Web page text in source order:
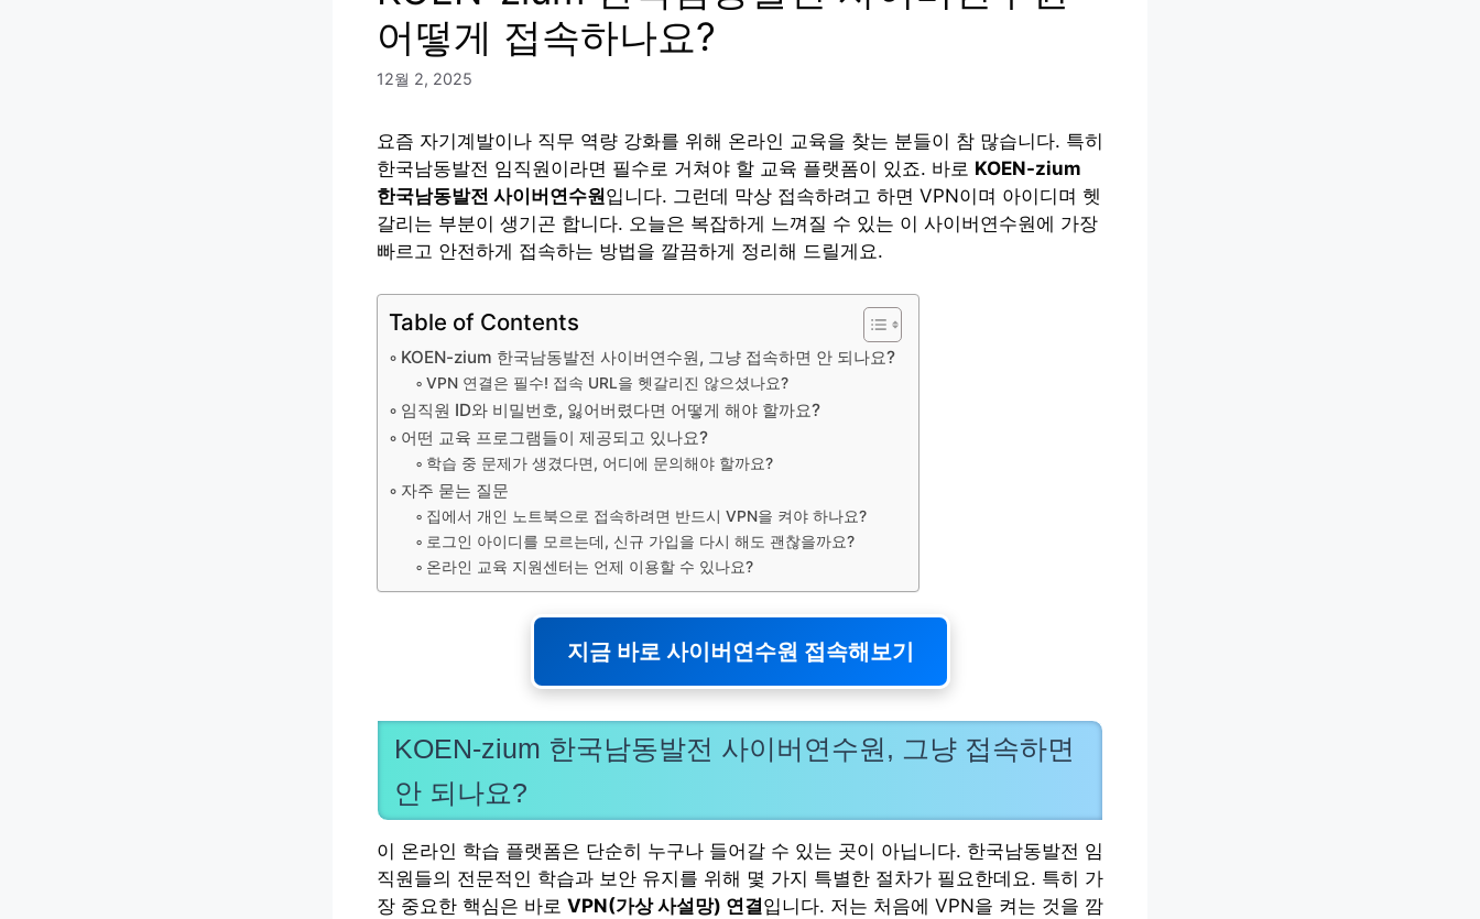
어떻게 접속하나요?
12월 2, 2025
요즘 자기계발이나 직무 역량 강화를 위해 온라인 교육을 찾는 분들이 참 많습니다. 특히
한국남동발전 임직원이라면 필수로 거쳐야 할 교육 플랫폼이 있죠. 바로 KOEN-zium
한국남동발전 사이버연수원입니다. 그런데 막상 접속하려고 하면 VPN이며 아이디며 헷
갈리는 부분이 생기곤 합니다. 오늘은 복잡하게 느껴질 수 있는 이 사이버연수원에 가장
빠르고 안전하게 접속하는 방법을 깔끔하게 정리해 드릴게요.
Table of Contents
KOEN-zium 한국남동발전 사이버연수원, 그냥 접속하면 안 되나요?
VPN 연결은 필수! 접속 URL을 헷갈리진 않으셨나요?
임직원 ID와 비밀번호, 잃어버렸다면 어떻게 해야 할까요?
어떤 교육 프로그램들이 제공되고 있나요?
학습 중 문제가 생겼다면, 어디에 문의해야 할까요?
자주 묻는 질문
집에서 개인 노트북으로 접속하려면 반드시 VPN을 켜야 하나요?
로그인 아이디를 모르는데, 신규 가입을 다시 해도 괜찮을까요?
온라인 교육 지원센터는 언제 이용할 수 있나요?
지금 바로 사이버연수원 접속해보기
KOEN-zium 한국남동발전 사이버연수원, 그냥 접속하면
안 되나요?
이 온라인 학습 플랫폼은 단순히 누구나 들어갈 수 있는 곳이 아닙니다. 한국남동발전 임
직원들의 전문적인 학습과 보안 유지를 위해 몇 가지 특별한 절차가 필요한데요. 특히 가
장 중요한 핵심은 바로 VPN(가상 사설망) 연결입니다. 저는 처음에 VPN을 켜는 것을 깜